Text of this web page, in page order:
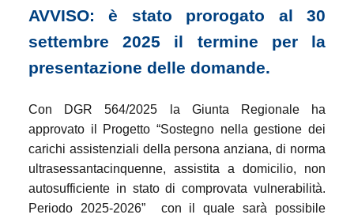
AVVISO: è stato prorogato al 30
settembre 2025 il termine per la
presentazione delle domande.
Con DGR 564/2025 la Giunta Regionale ha
approvato il Progetto “Sostegno nella gestione dei
carichi assistenziali della persona anziana, di norma
ultrasessantacinquenne, assistita a domicilio, non
autosufficiente in stato di comprovata vulnerabilità.
Periodo 2025-2026”
con il quale sarà possibile